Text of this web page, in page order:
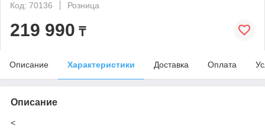
Код: 70136
Розница
219 990 ₸
Описание Характеристики Доставка Оплата
Описание
<